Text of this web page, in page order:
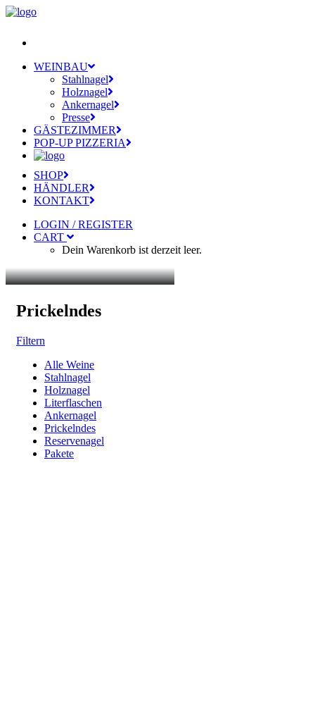
WEINBAU
Stahlnagel
Holznagel
Ankernagel
Presse
GÄSTEZIMMER
POP-UP PIZZERIA
SHOP
HÄNDLER
KONTAKT
LOGIN / REGISTER
CART
Dein Warenkorb ist derzeit leer.
Prickelndes
Filtern
Alle Weine
Stahlnagel
Holznagel
Literflaschen
Ankernagel
Prickelndes
Reservenagel
Pakete